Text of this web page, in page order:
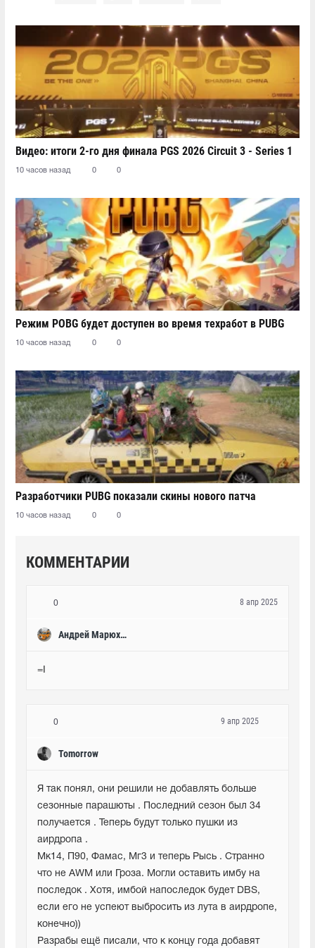
Видео: итоги 2-го дня финала PGS 2026 Circuit 3 - Series 1
10 часов назад 0 0
Режим POBG будет доступен во время техработ в PUBG
10 часов назад 0 0
Разработчики PUBG показали скины нового патча
10 часов назад 0 0
КОММЕНТАРИИ
0
Андрей Марюхин
8 апр 2025
=I
0
Tomorrow
9 апр 2025
Я так понял, они решили не добавлять больше
сезонные парашюты . Последний сезон был 34
получается . Теперь будут только пушки из
аирдропа .
Мк14, П90, Фамас, Мг3 и теперь Рысь . Странно
что не AWM или Гроза. Могли оставить имбу на
последок . Хотя, имбой напоследок будет DBS,
если его не успеют выбросить из лута в аирдропе,
конечно))
Разрабы ещё писали, что к концу года добавят